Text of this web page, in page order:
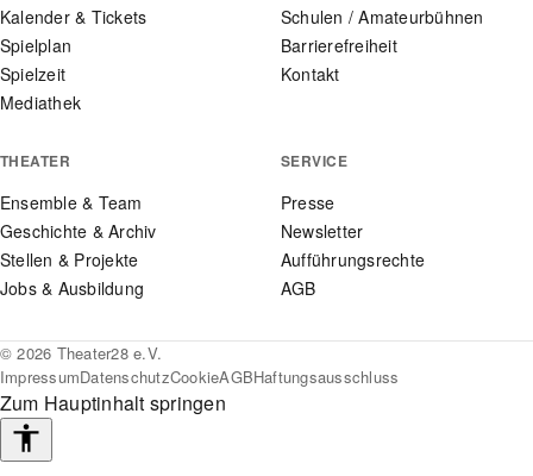
Kalender & Tickets
Spielplan
Spielzeit
Mediathek
Schulen / Amateurbühnen
Barrierefreiheit
Kontakt
THEATER
Ensemble & Team
Geschichte & Archiv
Stellen & Projekte
Jobs & Ausbildung
SERVICE
Presse
Newsletter
Aufführungsrechte
AGB
© 2026 Theater28 e.V.
ImpressumDatenschutzCookieAGBHaftungsausschluss
Zum Hauptinhalt springen
Barrierefreiheits-